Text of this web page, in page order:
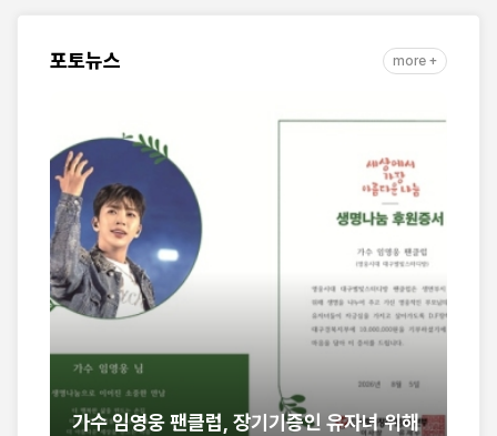
포토뉴스 more +
가수 임영웅 팬클럽, 장기기증인 유자녀 위해